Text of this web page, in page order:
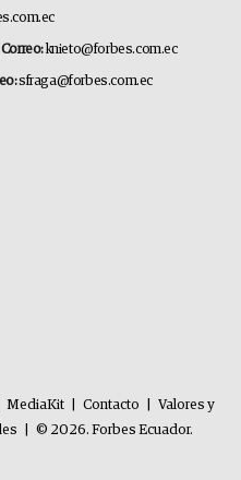
| Correo: knieto@forbes.com.ec
sfraga@forbes.com.ec
MediaKit Contacto
Valores y
© 2026. Forbes Ecuador.